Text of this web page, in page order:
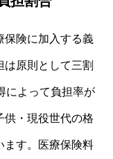
保険に加入する義
原則として三割
によって負担率が
供・現役世代の格
ます。医療保険料